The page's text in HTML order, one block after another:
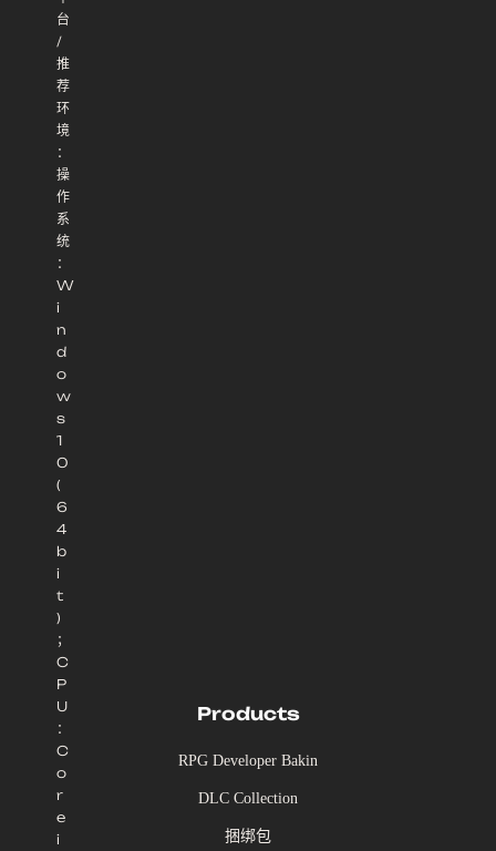
台
/
推
荐
环
境
：
操
作
系
统
：
W
i
n
d
o
w
s
1
0
(
6
4
b
i
t
)
；
C
P
U
：
C
o
r
e
i
Products
RPG Developer Bakin
DLC Collection
捆绑包